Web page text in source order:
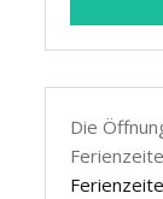
Die